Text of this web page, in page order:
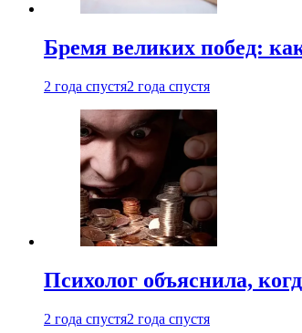
Бремя великих побед:
2 года спустя2 года спустя
Психолог объяснила,
2 года спустя2 года спустя